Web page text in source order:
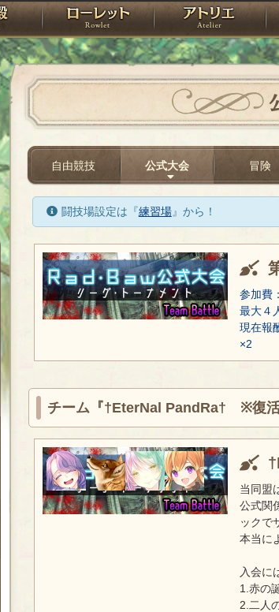
PandoraPartyProject
神殿 ローレット ア
自由競技 公式大会 冒険
闘技場設定は『練習場』から！
参加費
最大４
現在報
×2
チーム『†EterNal PandRa† ※復活
当同盟
公式関
ックで
本当に
入会に
1.赤の
2.二人